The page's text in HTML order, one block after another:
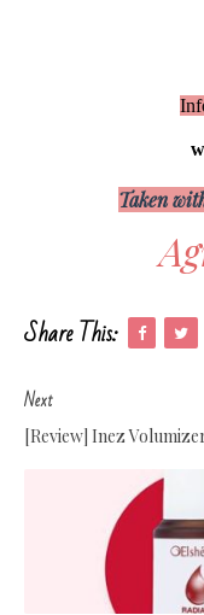
Taken
Share This:
Next
[Review] Inez